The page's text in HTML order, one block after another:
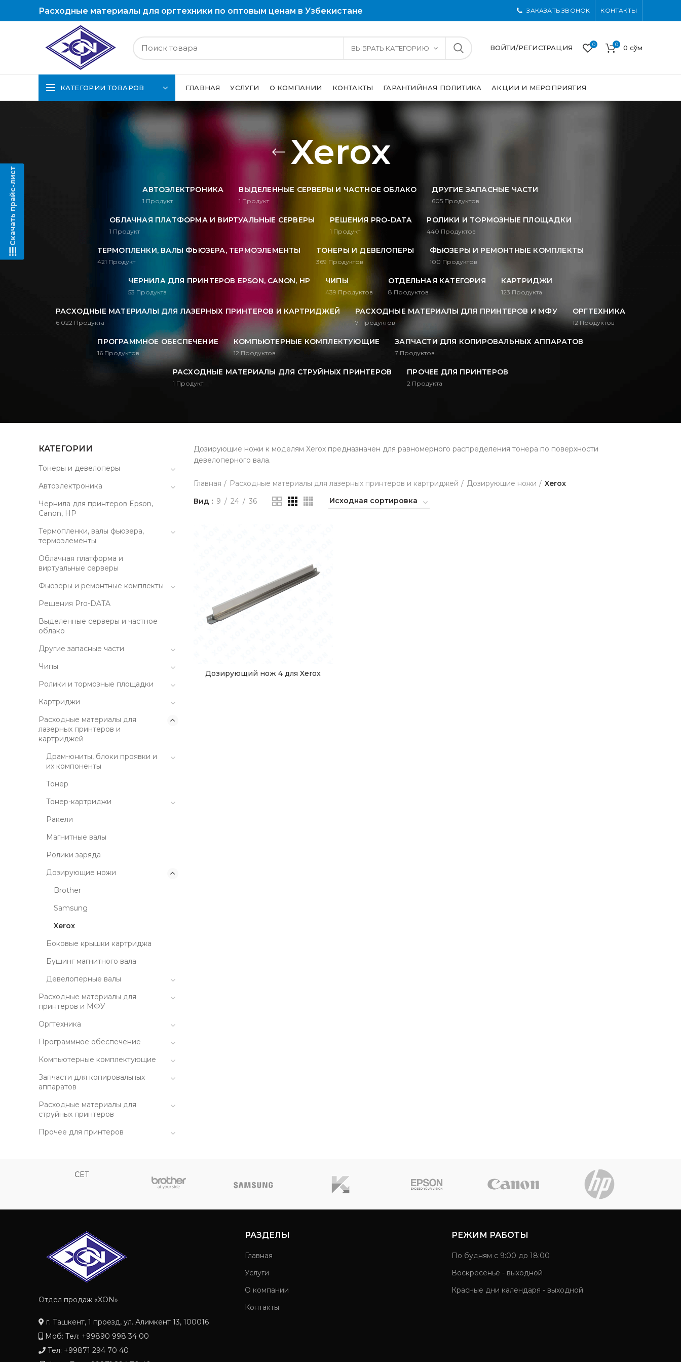
Расходные материалы для оргтехники по оптовым ценам в Узбекистане ЗАКАЗАТЬ ЗВОНОК КОНТАКТЫ
ВЫБРАТЬ КАТЕГОРИЮ ВОЙТИ/РЕГИСТРАЦИЯ 0 0 0 сўм
КАТЕГОРИИ ТОВАРОВ ГЛАВНАЯ УСЛУГИ О КОМПАНИИ КОНТАКТЫ ГАРАНТИЙНАЯ ПОЛИТИКА АКЦИИ И МЕРОПРИЯТИЯ
Xerox
АВТОЭЛЕКТРОНИКА
1 Продукт
ВЫДЕЛЕННЫЕ СЕРВЕРЫ И ЧАСТНОЕ ОБЛАКО
1 Продукт
ДРУГИЕ ЗАПАСНЫЕ ЧАСТИ
605 Продуктов
ОБЛАЧНАЯ ПЛАТФОРМА И ВИРТУАЛЬНЫЕ СЕРВЕРЫ
1 Продукт
РЕШЕНИЯ PRO-DATA
1 Продукт
РОЛИКИ И ТОРМОЗНЫЕ ПЛОЩАДКИ
440 Продуктов
ТЕРМОПЛЕНКИ, ВАЛЫ ФЬЮЗЕРА, ТЕРМОЭЛЕМЕНТЫ
421 Продукт
ТОНЕРЫ И ДЕВЕЛОПЕРЫ
369 Продуктов
ФЬЮЗЕРЫ И РЕМОНТНЫЕ КОМПЛЕКТЫ
100 Продуктов
ЧЕРНИЛА ДЛЯ ПРИНТЕРОВ EPSON, CANON, HP
53 Продукта
ЧИПЫ
439 Продуктов
ОТДЕЛЬНАЯ КАТЕГОРИЯ
8 Продуктов
КАРТРИДЖИ
123 Продукта
РАСХОДНЫЕ МАТЕРИАЛЫ ДЛЯ ЛАЗЕРНЫХ ПРИНТЕРОВ И КАРТРИДЖЕЙ
6 022 Продукта
РАСХОДНЫЕ МАТЕРИАЛЫ ДЛЯ ПРИНТЕРОВ И МФУ
7 Продуктов
ОРГТЕХНИКА
12 Продуктов
ПРОГРАММНОЕ ОБЕСПЕЧЕНИЕ
16 Продуктов
КОМПЬЮТЕРНЫЕ КОМПЛЕКТУЮЩИЕ
12 Продуктов
ЗАПЧАСТИ ДЛЯ КОПИРОВАЛЬНЫХ АППАРАТОВ
7 Продуктов
РАСХОДНЫЕ МАТЕРИАЛЫ ДЛЯ СТРУЙНЫХ ПРИНТЕРОВ
1 Продукт
ПРОЧЕЕ ДЛЯ ПРИНТЕРОВ
2 Продукта
Дозирующие ножи к моделям Xerox предназначен для равномерного распределения тонера по поверхности
девелоперного вала.
Главная Расходные материалы для лазерных принтеров и картриджей Дозирующие ножи
Xerox
Вид
9 24 36
Дозирующий нож 4 для Xerox
КАТЕГОРИИ
Тонеры и девелоперы
Автоэлектроника
Чернила для принтеров Epson,
Canon, HP
Термопленки, валы фьюзера,
термоэлементы
Облачная платформа и
виртуальные серверы
Фьюзеры и ремонтные комплекты
Решения Pro-DATA
Выделенные серверы и частное
облако
Другие запасные части
Чипы
Ролики и тормозные площадки
Картриджи
Расходные материалы для
лазерных принтеров и
картриджей
Драм-юниты, блоки проявки и
их компоненты
Тонер
Тонер-картриджи
Ракели
Магнитные валы
Ролики заряда
Дозирующие ножи
Brother
Samsung
Xerox
Боковые крышки картриджа
Бушинг магнитного вала
Девелоперные валы
Расходные материалы для
принтеров и МФУ
Оргтехника
Программное обеспечение
Компьютерные комплектующие
Запчасти для копировальных
аппаратов
Расходные материалы для
струйных принтеров
Прочее для принтеров
CET
Отдел продаж «XON»
г. Ташкент, 1 проезд, ул. Алимкент 13, 100016
Моб: Тел: +99890 998 34 00
Тел: +99871 294 70 40
РАЗДЕЛЫ
Главная
Услуги
О компании
Контакты
РЕЖИМ РАБОТЫ
По будням с 9:00 до 18:00
Воскресенье - выходной
Красные дни календаря - выходной
Скачать прайс-лист